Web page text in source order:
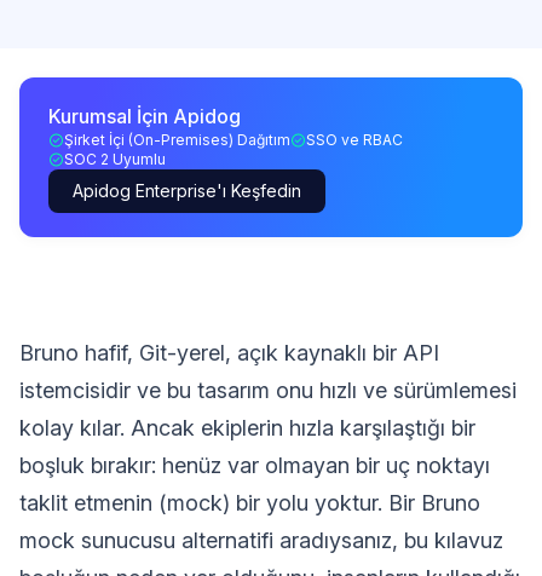
Kurumsal İçin Apidog
Şirket İçi (On-Premises) Dağıtım
SSO ve RBAC
SOC 2 Uyumlu
Apidog Enterprise'ı Keşfedin
Bruno hafif, Git-yerel, açık kaynaklı bir API
istemcisidir ve bu tasarım onu hızlı ve sürümlemesi
kolay kılar. Ancak ekiplerin hızla karşılaştığı bir
boşluk bırakır: henüz var olmayan bir uç noktayı
taklit etmenin (mock) bir yolu yoktur. Bir Bruno
mock sunucusu alternatifi aradıysanız, bu kılavuz